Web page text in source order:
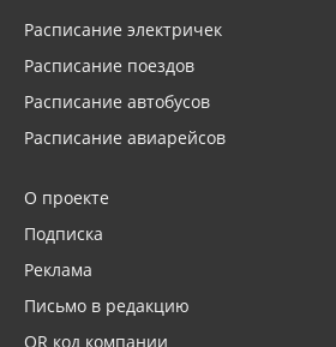
Расписание электричек
Расписание поездов
Расписание автобусов
Расписание авиарейсов
О проекте
Подписка
Реклама
Письмо в редакцию
QR код компании